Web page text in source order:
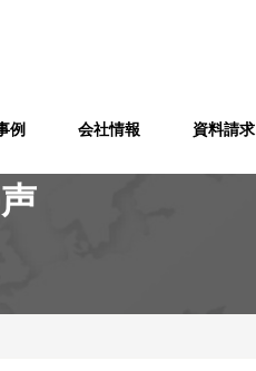
例 会社情報 資料請求